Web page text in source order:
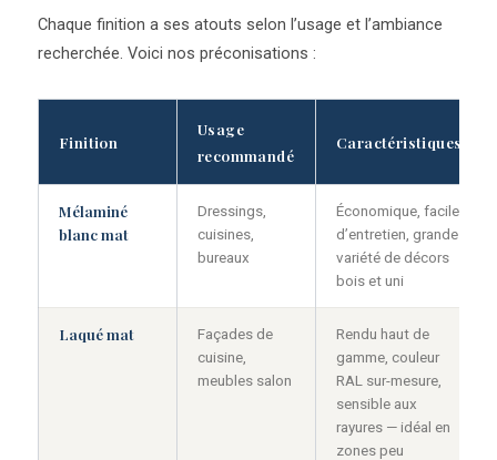
Chaque finition a ses atouts selon l’usage et l’ambiance
recherchée. Voici nos préconisations :
Finition
Usage
recommandé
Caractéristiques
Mélaminé
blanc mat
Dressings,
cuisines,
bureaux
Économique, facile
d’entretien, grande
variété de décors
bois et uni
Laqué mat
Façades de
cuisine,
meubles salon
Rendu haut de
gamme, couleur
RAL sur-mesure,
sensible aux
rayures — idéal en
zones peu